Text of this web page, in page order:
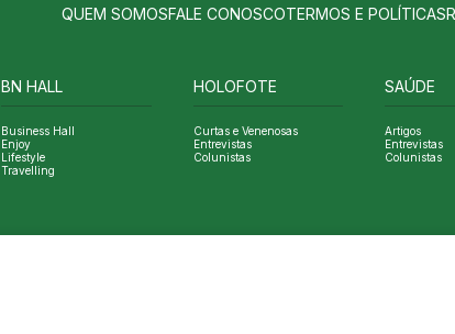
QUEM SOMOSFALE CONOSCOTERMOS E POLÍTICAS
BN HALL
Business Hall
Enjoy
Lifestyle
Travelling
HOLOFOTE
Curtas e Venenosas
Entrevistas
Colunistas
SAÚDE
Artigos
Entrevistas
Colunistas